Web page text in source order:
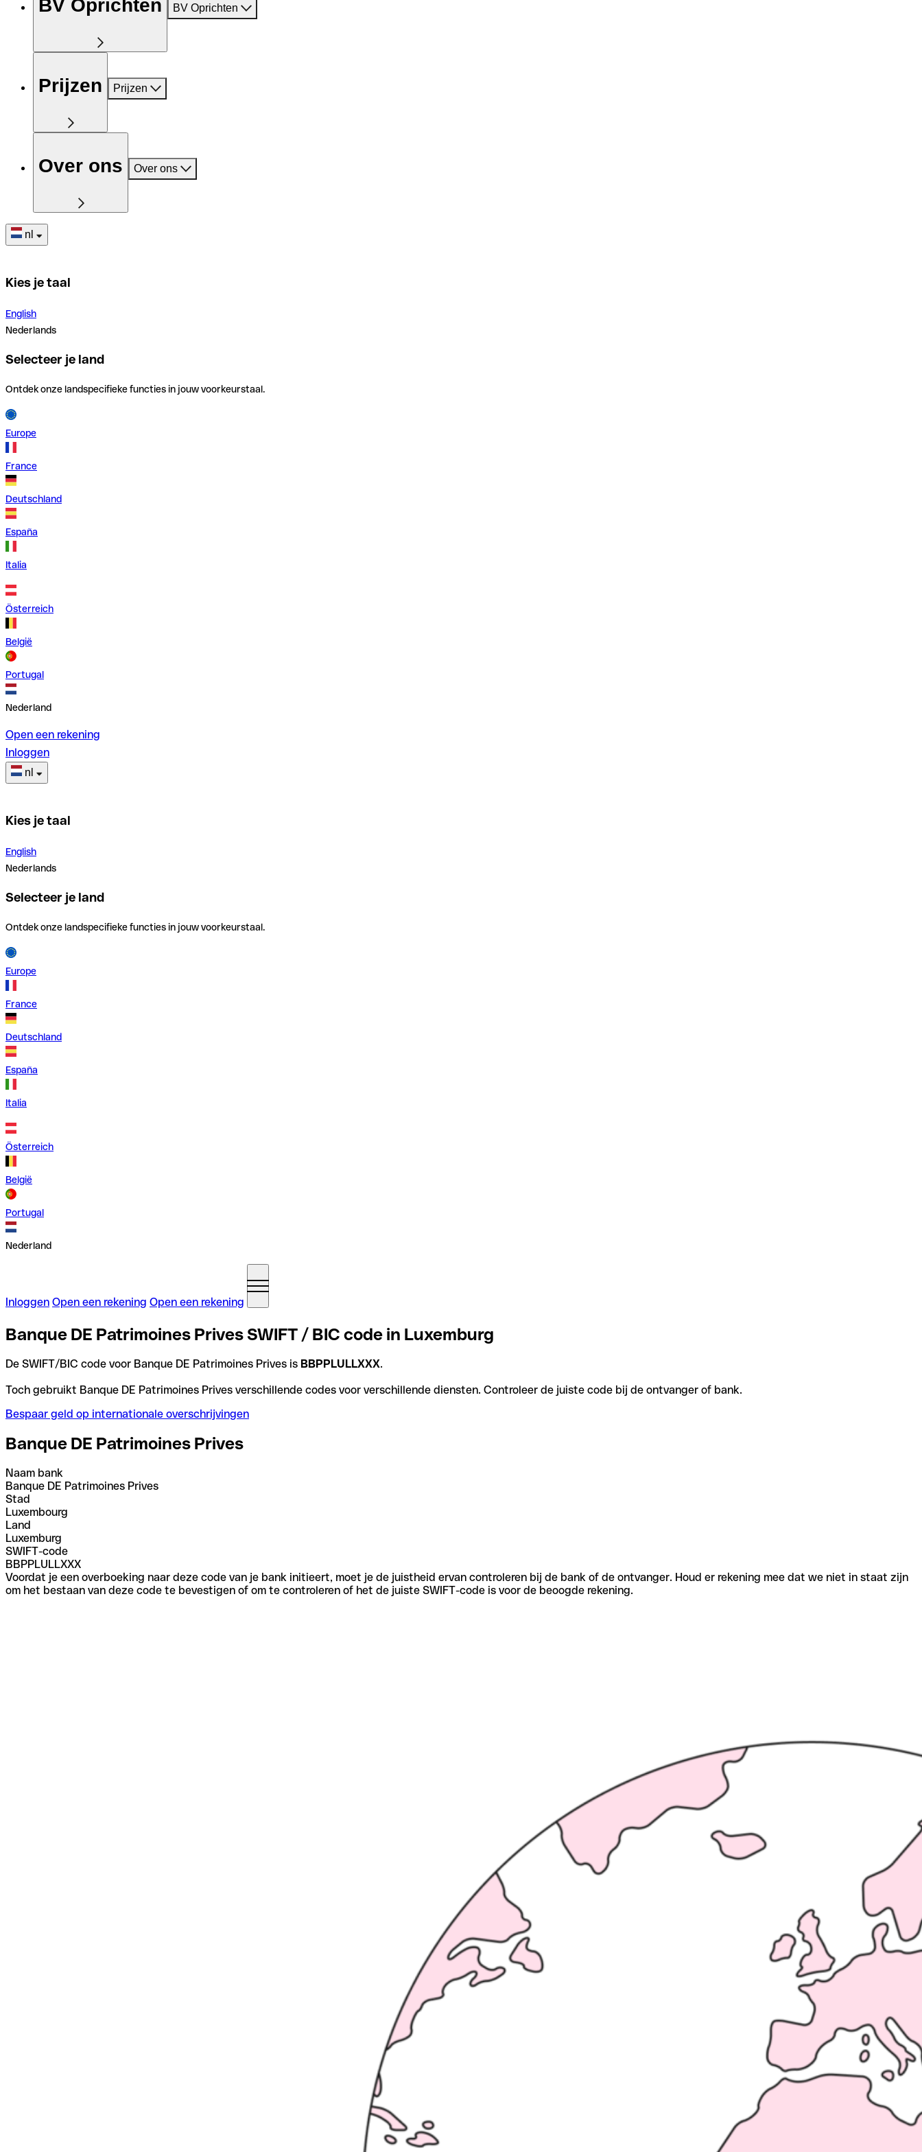
BV Oprichten BV Oprichten
Prijzen Prijzen
Over ons Over ons
nl
Kies je taal
English
Nederlands
Selecteer je land
Ontdek onze landspecifieke functies in jouw voorkeurstaal.
Europe
France
Deutschland
España
Italia
Österreich
België
Portugal
Nederland
Open een rekening
Inloggen
nl
Kies je taal
English
Nederlands
Selecteer je land
Ontdek onze landspecifieke functies in jouw voorkeurstaal.
Europe
France
Deutschland
España
Italia
Österreich
België
Portugal
Nederland
Inloggen Open een rekening Open een rekening
Banque DE Patrimoines Prives SWIFT / BIC code in Luxemburg
De SWIFT/BIC code voor Banque DE Patrimoines Prives is BBPPLULLXXX.
Toch gebruikt Banque DE Patrimoines Prives verschillende codes voor verschillende diensten. Controleer de juiste code bij de ontvanger of bank.
Bespaar geld op internationale overschrijvingen
Banque DE Patrimoines Prives
Naam bank
Banque DE Patrimoines Prives
Stad
Luxembourg
Land
Luxemburg
SWIFT-code
BBPPLULLXXX
Voordat je een overboeking naar deze code van je bank initieert, moet je de juistheid ervan controleren bij de bank of de ontvanger. Houd er rekening mee dat we niet in staat zijn
om het bestaan van deze code te bevestigen of om te controleren of het de juiste SWIFT-code is voor de beoogde rekening.